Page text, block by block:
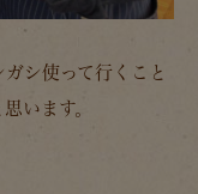
シ使って行くこと
います。